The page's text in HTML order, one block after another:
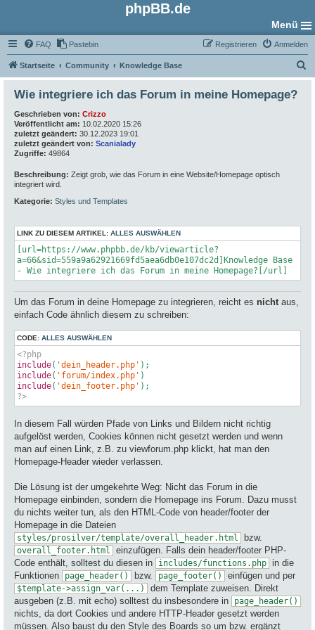
phpBB.de
Menü
FAQ Pastebin Anmelden
Registrieren
Startseite Community Knowledge Base
u
Wie integriere ich das Forum in meine Homepage?
Geschrieben von: Crizzo
Veröffentlicht am: 10.02.2020 15:26
zuletzt geändert: 30.12.2023 19:01
zuletzt geändert von: Scanialady
Zugriffe: 49864
Beschreibung: Zeigt grob, wie das Forum in eine Website/Homepage optisch
integriert wird.
Kategorie: Styles und Templates
LINK ZU DIESEM ARTIKEL: ALLES AUSWÄHLEN
[url=https://www.phpbb.de/kb/viewarticle?
a=66&sid=559a9a62921669fd5aea6db0e107dc2d]Knowledge Base
- Wie integriere ich das Forum in meine Homepage?[/url]
Um das Forum in deine Homepage zu integrieren, reicht es nichtaus,
einfach Code ähnlich diesem zu schreiben:
CODE: ALLES AUSWÄHLEN
<?php
include( 'dein_header.php'
include( 'forum/index.php'
include( 'dein_footer.php'
?>
In diesem Fall würden Pfade von Links und Bildern nicht richtig
aufgelöst werden, Cookies können nicht gesetzt werden und wenn
man auf einen Link, z.B. zu viewforum.php klickt, hat man den
Homepage-Header wieder verlassen.
Die Lösung ist der umgekehrte Weg: Nicht das Forum in die
Homepage einbinden, sondern die Homepage ins Forum. Dazu musst
du nichts weiter tun, als den HTML-Code von header/footer der
Homepage in die Dateien
styles/prosilver/template/overall_header.html bzw.
overall_footer.html
einzufügen. Falls dein header/footer PHP-
Code enthält, solltest du diesen in
includes/functions.php
in die
Funktionen
page_header() bzw. page_footer() einfügen und per
$template->assign_var(...)
dem Template zuweisen. Direkt
ausgeben (z.B. mit echo) solltest du insbesondere in
page_header()
nichts, da dort Cookies und andere HTTP-Header gesetzt werden
müssen. Also baust du den Style des Boards so um bzw. ergänzt